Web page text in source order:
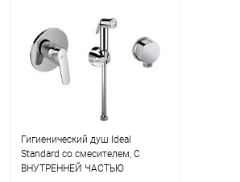
Гигиенический душ Ideal
Standard со смесителем, С
ВНУТРЕННЕЙ ЧАСТЬЮ